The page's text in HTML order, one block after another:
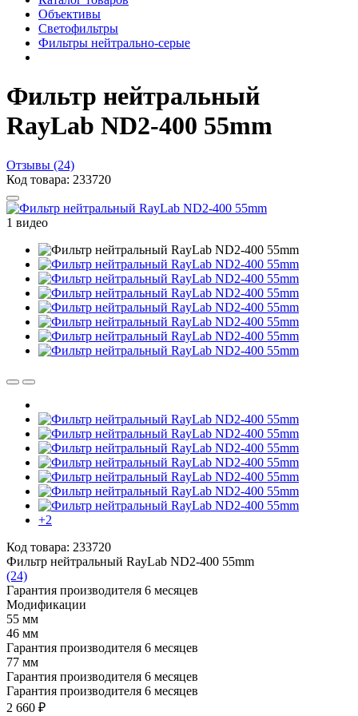
Объективы
Светофильтры
Фильтры нейтрально-серые
Фильтр нейтральный
RayLab ND2-400 55mm
Отзывы (24)
Код товара: 233720
1 видео
+2
Код товара: 233720
Фильтр нейтральный RayLab ND2-400 55mm
(24)
Гарантия производителя 6 месяцев
Модификации
55 мм
46 мм
Гарантия производителя 6 месяцев
77 мм
Гарантия производителя 6 месяцев
Гарантия производителя 6 месяцев
2 660 ₽